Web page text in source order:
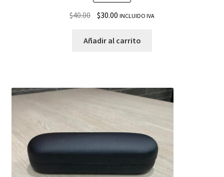
$40.00 $30.00 INCLUIDO IVA
Añadir al carrito